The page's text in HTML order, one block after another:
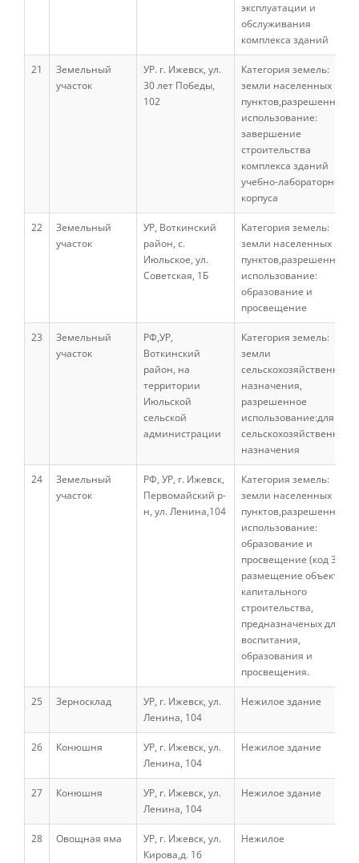
Контактная информация
Документы регламентирующие
реализацию программ
дополнительного образования
образование
Сведения об отделении
Воспитательная и внеучебная
Прием в аспирантуру
Основные образовательные
программы
эксплуатации и
обслуживания
комплекса зданий
21
Земельный
участок
УР. г. Ижевск, ул.
30 лет Победы,
102
Категория земель:
земли населенных
пунктов,разрешенное
использование:
завершение
строительства
комплекса зданий
учебно-лабораторного
корпуса
22
Земельный
участок
УР, Воткинский
район, с.
Июльское, ул.
Советская, 1Б
Категория земель:
земли населенных
пунктов,разрешенное
использование:
образование и
просвещение
23
Земельный
участок
РФ,УР,
Воткинский
район, на
территории
Июльской
сельской
администрации
Категория земель:
земли
сельскохозяйственного
назначения,
разрешенное
использование:для
сельскохозяйственного
назначения
24
Земельный
участок
РФ, УР, г. Ижевск,
Первомайский р-
н, ул. Ленина,104
Категория земель:
земли населенных
пунктов,разрешенное
использование:
образование и
просвещение (код 3.5) -
размещение объектов
капитального
строительства,
предназначеных для
воспитания,
образования и
просвещения.
25 Зерносклад
УР, г. Ижевск, ул.
Ленина, 104
Нежилое здание
26 Конюшня
УР, г. Ижевск, ул.
Ленина, 104
Нежилое здание
27 Конюшня
УР, г. Ижевск, ул.
Ленина, 104
Нежилое здание
28 Овощная яма
УР, г. Ижевск, ул.
Кирова,д. 16
Нежилое